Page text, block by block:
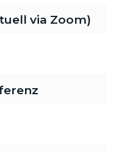
via Zoom)